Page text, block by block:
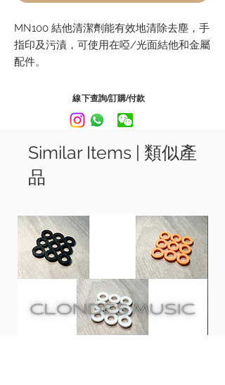
MN100 結他清潔劑能有效地清除去塵，手
指印及污漬，可使用在啞/光面結他和金屬
配件。
含防靜電和防UV配方，並能天然分解，對
可選擇4oz. 或 12oz.
使用方法﹕將Guitar Detailer 噴在結他表
Towel) 抹乾便可
MN100 Guitar Detailer can effectively
removes dust, fingerprints and
smudges. Can use on both Matte/Gloss
finishes guitar and guitar’s metal
hardware.
Contain bioderadable foluma and it is
線下查詢/訂購/付款
Similar Items | 類似產
品